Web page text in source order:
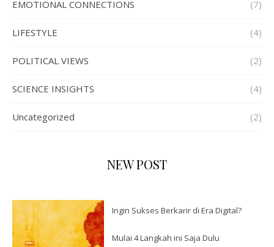
EMOTIONAL CONNECTIONS (7)
LIFESTYLE (4)
POLITICAL VIEWS (2)
SCIENCE INSIGHTS (4)
Uncategorized (2)
NEW POST
Ingin Sukses Berkarir di Era Digital?
Mulai 4 Langkah ini Saja Dulu